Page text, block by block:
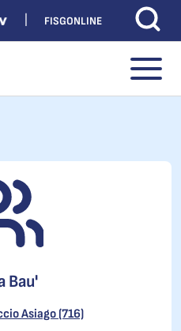
FISGONLINE
Bau'
Asiago (716)